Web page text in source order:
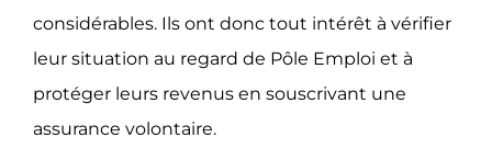
considérables. Ils ont donc tout intérêt à vérifier
leur situation au regard de Pôle Emploi et à
protéger leurs revenus en souscrivant une
assurance volontaire.